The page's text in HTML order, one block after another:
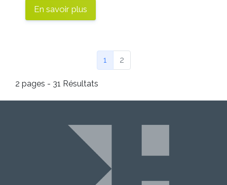
En savoir plus
1 (Page courante)
2
2 pages - 31 Résultats